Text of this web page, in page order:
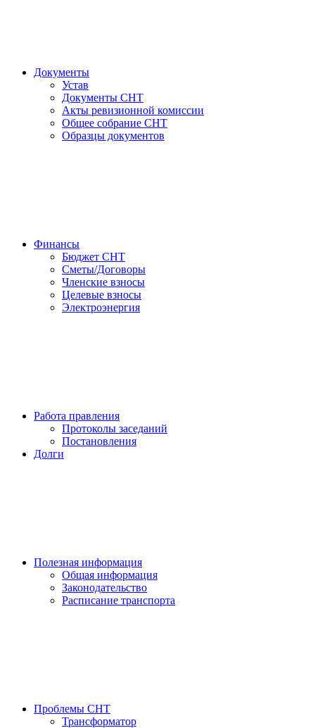
Документы
Устав
Документы СНТ
Акты ревизионной комиссии
Общее собрание СНТ
Образцы документов
Финансы
Бюджет СНТ
Сметы/Договоры
Членские взносы
Целевые взносы
Электроэнергия
Работа правления
Протоколы заседаний
Постановления
Долги
Полезная информация
Общая информация
Законодательство
Расписание транспорта
Проблемы СНТ
Трансформатор